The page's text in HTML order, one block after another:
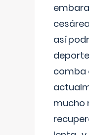
así
comba
mucho